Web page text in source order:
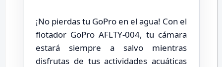
¡No pierdas tu GoPro en el agua! Con el
flotador GoPro AFLTY-004, tu cámara
estará siempre a salvo mientras
disfrutas de tus actividades acuáticas